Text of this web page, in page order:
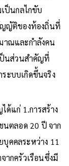
ป็นกลไกขับ
ญญัติของท้องถิ่นที่
าณและกำลังคน
ป็นส่วนสำคัญที่
ะบบเกิดขึ้นจริง
ด้แก่ 1.การสร้าง
นตลอด 20 ปี จาก
คคลระหว่าง 11
ากครัวเรือนซึ่งมี